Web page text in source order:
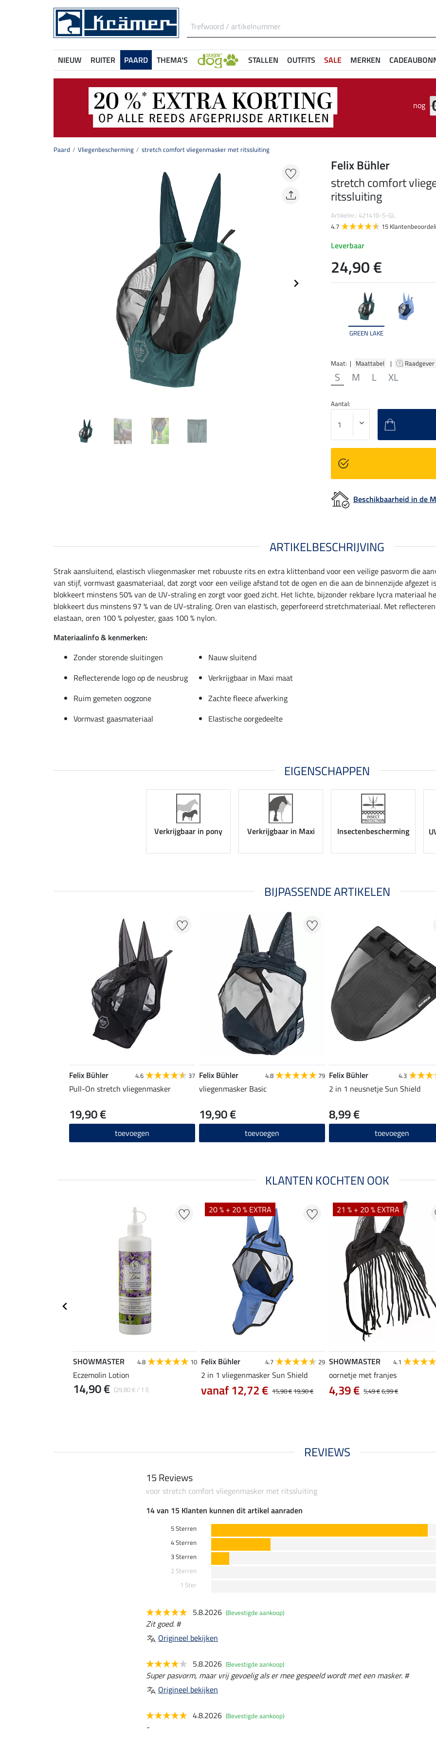
NIEUW RUITER PAARD THEMA'S STALLEN OUTFITS SALE MERKEN
nog
Paard Vliegenbescherming stretch comfort vliegenmasker met ritssluiting
GREEN LAKE
Maat: | Maattabel | Raadgever
S M L XL
Felix Bühler
stretch comfort
ritssluiting
Artikelnr.: 421410-S-GL
4.7
15
Leverbaar
24,90 €
Aantal:
Beschikbaarheid in de
ARTIKELBESCHRIJVING
Strak aansluitend, elastisch vliegenmasker met robuuste rits en extra klittenband voor een veilige pasvorm die
van stijf, vormvast gaasmateriaal, dat zorgt voor een veilige afstand tot de ogen en die aan de binnenzijde afgezet
blokkeert minstens 50% van de UV-straling en zorgt voor goed zicht. Het lichte, bijzonder rekbare lycra materiaal
blokkeert dus minstens 97 % van de UV-straling. Oren van elastisch, geperforeerd stretchmateriaal. Met
elastaan, oren 100 % polyester, gaas 100 % nylon.
Materiaalinfo & kenmerken:
Zonder storende sluitingen
Nauw sluitend
Reflecterende logo op de neusbrug
Verkrijgbaar in Maxi maat
Ruim gemeten oogzone
Zachte fleece afwerking
Vormvast gaasmateriaal
Elastische oorgedeelte
EIGENSCHAPPEN
Verkrijgbaar in pony Verkrijgbaar in Maxi Insectenbescherming
BIJPASSENDE ARTIKELEN
Felix Bühler 4.6 37
Pull-On stretch vliegenmasker
19,90 €
toevoegen
Felix Bühler 4.8 79
vliegenmasker Basic
19,90 €
toevoegen
Felix Bühler 4.3
2 in 1 neusnetje Sun Shield
8,99 €
toevoegen
KLANTEN KOCHTEN OOK
SHOWMASTER 4.8 10
Eczemolin Lotion
(29,80 € / 1 l)
14,90 €
20 % + 20 % EXTRA
Felix Bühler 4.7 29
2 in 1 vliegenmasker Sun Shield
15,90 €19,90 €
vanaf 12,72 €
21 % + 20 % EXTRA
SHOWMASTER 4.1
oornetje met franjes
5,49 €6,99 €
4,39 €
REVIEWS
15 Reviews
voor stretch comfort vliegenmasker met ritssluiting
14 van 15 Klanten kunnen dit artikel aanraden
5 Sterren
4 Sterren
3 Sterren
2 Sterren
1 Ster
5.8.2026 (Bevestigde aankoop)
Zit goed. #
Origineel bekijken
5.8.2026 (Bevestigde aankoop)
Super pasvorm, maar vrij gevoelig als er mee gespeeld wordt met een masker. #
Origineel bekijken
4.8.2026 (Bevestigde aankoop)
-